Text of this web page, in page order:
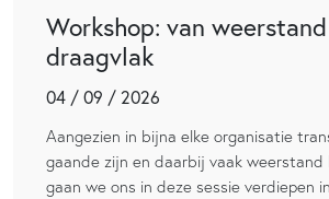
Workshop: van
draagvlak
04 / 09 / 2026
Aangezien in bijna elke organisatie
gaande zijn en daarbij vaak weerstand
gaan we ons in deze sessie verdiepen